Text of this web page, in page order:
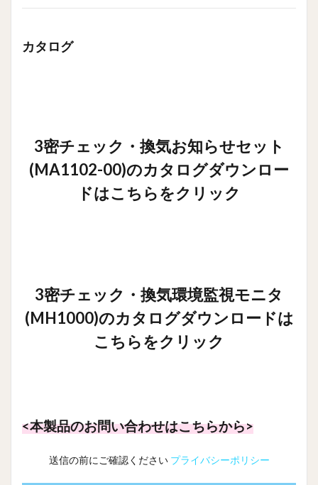
カタログ
3密チェック・換気お知らせセット
(MA1102-00)のカタログダウンロー
ドはこちらをクリック
3密チェック・換気環境監視モニタ
(MH1000)のカタログダウンロードは
こちらをクリック
<本製品のお問い合わせはこちらから>
送信の前にご確認ください プライバシーポリシー